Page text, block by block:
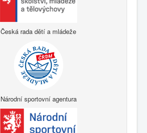
Česká rada dětí a mládeže
Národní sportovní agentura